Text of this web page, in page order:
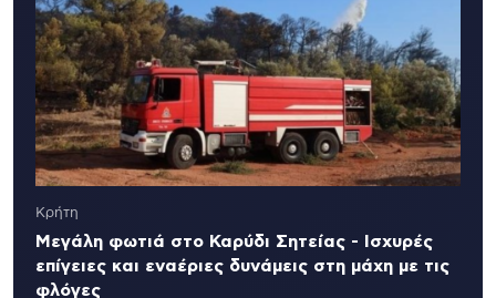
Κρήτη
Μεγάλη φωτιά στο Καρύδι Σητείας - Ισχυρές
επίγειες και εναέριες δυνάμεις στη μάχη με τις
φλόγες